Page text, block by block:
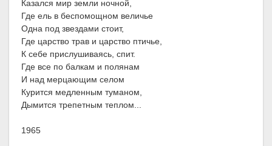
Казался мир земли ночной,
Где ель в беспомощном величье
Одна под звездами стоит,
Где царство трав и царство птичье,
К себе прислушиваясь, спит.
Где все по балкам и полянам
И над мерцающим селом
Курится медленным туманом,
Дымится трепетным теплом...
1965